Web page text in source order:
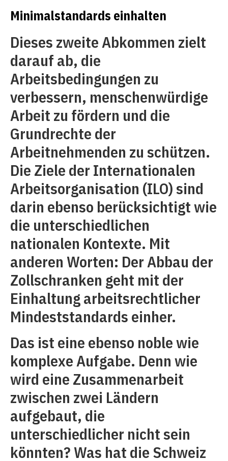
Minimalstandards einhalten
Dieses zweite Abkommen zielt
darauf ab, die
Arbeitsbedingungen zu
verbessern, menschenwürdige
Arbeit zu fördern und die
Grundrechte der
Arbeitnehmenden zu schützen.
Die Ziele der Internationalen
Arbeitsorganisation (ILO) sind
darin ebenso berücksichtigt wie
die unterschiedlichen
nationalen Kontexte. Mit
anderen Worten: Der Abbau der
Zollschranken geht mit der
Einhaltung arbeitsrechtlicher
Mindeststandards einher.
Das ist eine ebenso noble wie
komplexe Aufgabe. Denn wie
wird eine Zusammenarbeit
zwischen zwei Ländern
aufgebaut, die
unterschiedlicher nicht sein
könnten? Was hat die Schweiz